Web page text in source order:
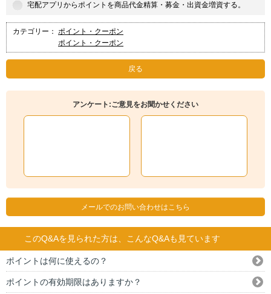
宅配アプリからポイントを商品代金精算・募金・出資金増資する。
カテゴリー： ポイント・クーポン
ポイント・クーポン
戻る
アンケート:ご意見をお聞かせください
メールでのお問い合わせはこちら
このQ&Aを見られた方は、こんなQ&Aも見ています
ポイントは何に使えるの？
ポイントの有効期限はありますか？